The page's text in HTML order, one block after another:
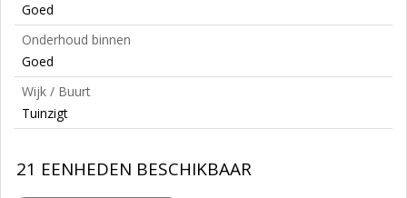
Goed
Onderhoud binnen
Goed
Wijk / Buurt
Tuinzigt
21 EENHEDEN BESCHIKBAAR